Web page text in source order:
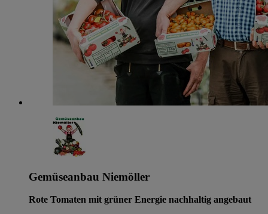
Gemüseanbau Niemöller
Rote Tomaten mit grüner Energie nachhaltig angebaut